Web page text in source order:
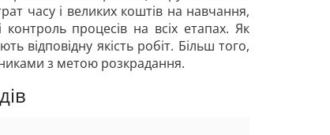
часу і великих коштів на навчання,
контроль процесів на всіх етапах. Як
відповідну якість робіт. Більш того,
з метою розкрадання.